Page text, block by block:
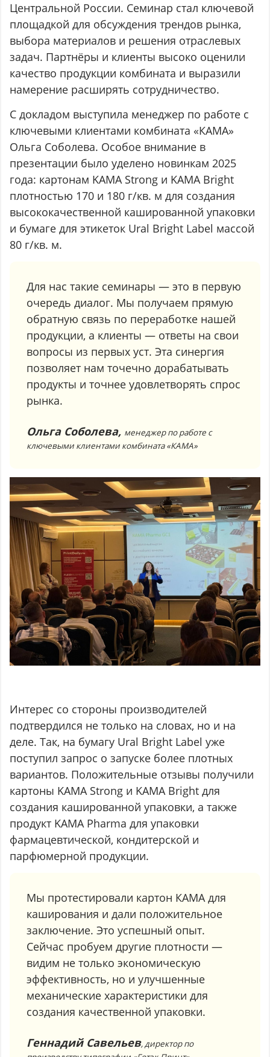
Центральной России. Семинар стал ключевой
площадкой для обсуждения трендов рынка,
выбора материалов и решения отраслевых
задач. Партнёры и клиенты высоко оценили
качество продукции комбината и выразили
намерение расширять сотрудничество.
С докладом выступила менеджер по работе с
ключевыми клиентами комбината «КАМА»
Ольга Соболева. Особое внимание в
презентации было уделено новинкам 2025
года: картонам KAMA Strong и KAMA Bright
плотностью 170 и 180 г/кв. м для создания
высококачественной кашированной упаковки
и бумаге для этикеток Ural Bright Label массой
80 г/кв. м.
Для нас такие семинары — это в первую
очередь диалог. Мы получаем прямую
обратную связь по переработке нашей
продукции, а клиенты — ответы на свои
вопросы из первых уст. Эта синергия
позволяет нам точечно дорабатывать
продукты и точнее удовлетворять спрос
рынка.
Ольга Соболева, менеджер по работе с
ключевыми клиентами комбината «КАМА»
Интерес со стороны производителей
подтвердился не только на словах, но и на
деле. Так, на бумагу Ural Bright Label уже
поступил запрос о запуске более плотных
вариантов. Положительные отзывы получили
картоны KAMA Strong и KAMA Bright для
создания кашированной упаковки, а также
продукт KAMA Pharma для упаковки
фармацевтической, кондитерской и
парфюмерной продукции.
Мы протестировали картон КАМА для
каширования и дали положительное
заключение. Это успешный опыт.
Сейчас пробуем другие плотности —
видим не только экономическую
эффективность, но и улучшенные
механические характеристики для
создания качественной упаковки.
Геннадий Савельев, директор по